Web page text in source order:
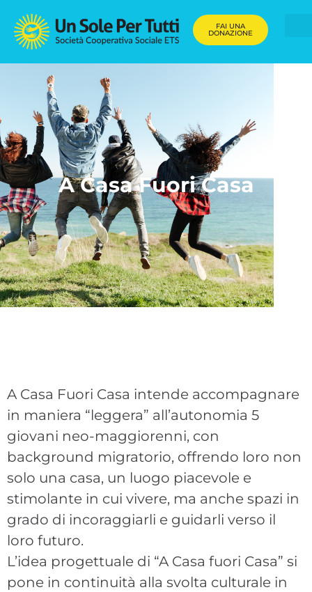
FAI UNA
DONAZIONE
A Casa Fuori Casa
A Casa Fuori Casa intende accompagnare
in maniera “leggera” all’autonomia 5
giovani neo-maggiorenni, con
background migratorio, offrendo loro non
solo una casa, un luogo piacevole e
stimolante in cui vivere, ma anche spazi in
grado di incoraggiarli e guidarli verso il
loro futuro.
L’idea progettuale di “A Casa fuori Casa” si
pone in continuità alla svolta culturale in